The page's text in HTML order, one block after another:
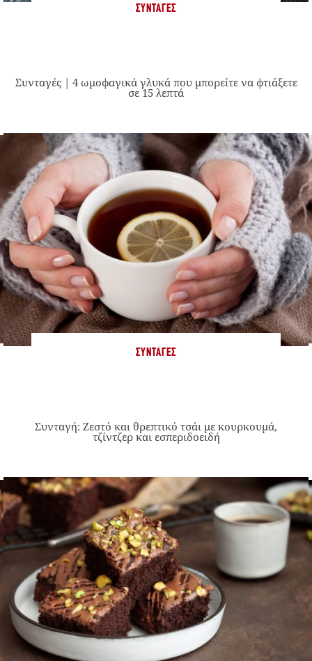
ΣΥΝΤΑΓΈΣ
Συνταγές | 4 ωμοφαγικά γλυκά που μπορείτε να φτιάξετε
σε 15 λεπτά
ΣΥΝΤΑΓΈΣ
Συνταγή: Ζεστό και θρεπτικό τσάι με κουρκουμά,
τζίντζερ και εσπεριδοειδή